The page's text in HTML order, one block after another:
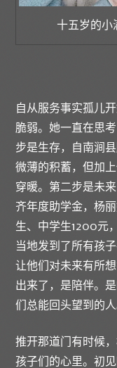
十五岁的小
自从服务事实孤儿
脆弱。她一直在思
步是生存，自南涧
微薄的积蓄，但加
穿暖。第二步是未
齐年度助学金，杨
生、中学生1200元
当地发到了所有孩
让他们对未来有所
出来了，是陪伴。
们总能回头望到的人
推开那道门有时候
孩子们的心里。初